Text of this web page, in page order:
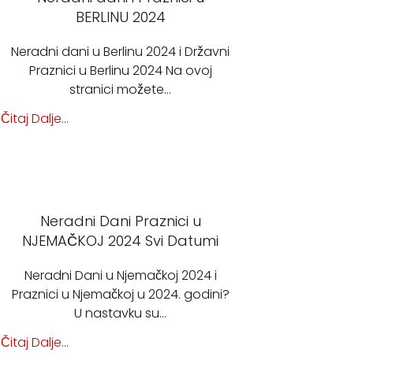
BERLINU 2024
Neradni dani u Berlinu 2024 i Državni
Praznici u Berlinu 2024 Na ovoj
stranici možete…
Čitaj Dalje...
Neradni Dani Praznici u
NJEMAČKOJ 2024 Svi Datumi
Neradni Dani u Njemačkoj 2024 i
Praznici u Njemačkoj u 2024. godini?
U nastavku su…
Čitaj Dalje...